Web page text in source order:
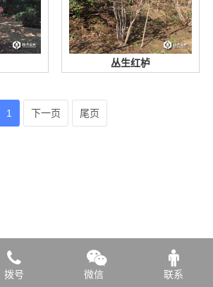
丛生红栌
1 下一页 尾页
拨号 微信 联系